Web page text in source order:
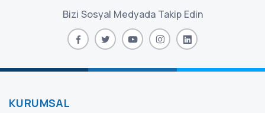
Bizi Sosyal Medyada Takip Edin
KURUMSAL